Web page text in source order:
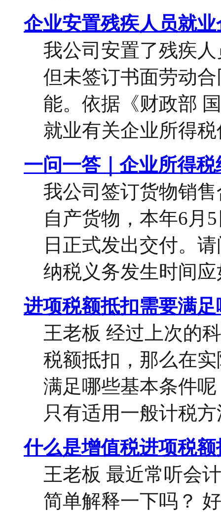
企业安置残疾人员就
我公司安置了残疾
但未签订书面劳动
能。依据《财政部
就业有关企业所得
一问一答｜企业所得
我公司签订货物销
自产货物，本年6月
日正式发出交付。
纳税义务发生时间
进项税额抵扣需要满
王老板 经过上次的
税额抵扣，那么在
满足哪些基本条件
只有适用一般计税
什么是增值税进项税
王老板 最近常听会
简单解释一下吗？